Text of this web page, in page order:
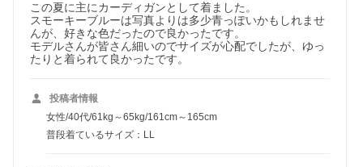
この夏に主にカーディガンとして着ました。
スモーキーブルーは写真よりは多少青っぽいかもしれませ
んが、好きな色だったので良かったです。
モデルさんが皆さん細いのでサイズが心配でしたが、ゆっ
たりと着られて良かったです。
投稿者情報
女性/40代/61kg～65kg/161cm～165cm
普段着ているサイズ：LL